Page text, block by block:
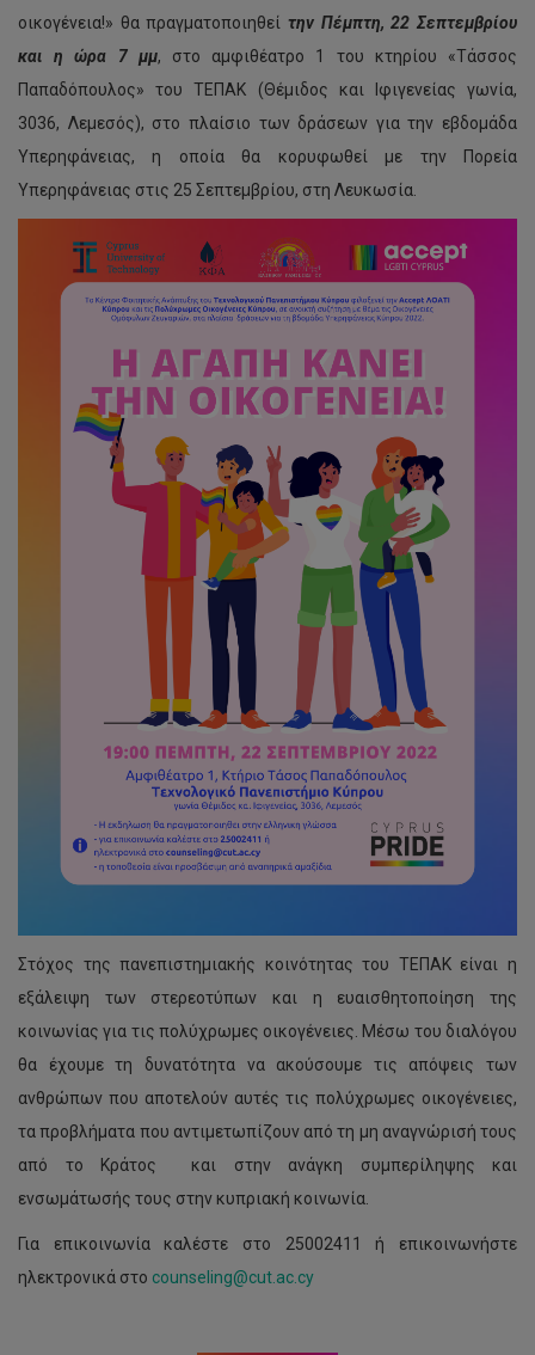
οικογένεια!» θα πραγματοποιηθεί την Πέμπτη, 22 Σεπτεμβρίου
και η ώρα 7 μμ, στο αμφιθέατρο 1 του κτηρίου «Τάσσος
Παπαδόπουλος» του ΤΕΠΑΚ (Θέμιδος και Ιφιγενείας γωνία,
3036, Λεμεσός), στο πλαίσιο των δράσεων για την εβδομάδα
Υπερηφάνειας, η οποία θα κορυφωθεί με την Πορεία
Υπερηφάνειας στις 25 Σεπτεμβρίου, στη Λευκωσία.
Στόχος της πανεπιστημιακής κοινότητας του ΤΕΠΑΚ είναι η
εξάλειψη των στερεοτύπων και η ευαισθητοποίηση της
κοινωνίας για τις πολύχρωμες οικογένειες. Μέσω του διαλόγου
θα έχουμε τη δυνατότητα να ακούσουμε τις απόψεις των
ανθρώπων που αποτελούν αυτές τις πολύχρωμες οικογένειες,
τα προβλήματα που αντιμετωπίζουν από τη μη αναγνώρισή τους
από το Κράτος και στην ανάγκη συμπερίληψης και
ενσωμάτωσής τους στην κυπριακή κοινωνία.
Για επικοινωνία καλέστε στο 25002411 ή επικοινωνήστε
ηλεκτρονικά στο counseling@cut.ac.cy